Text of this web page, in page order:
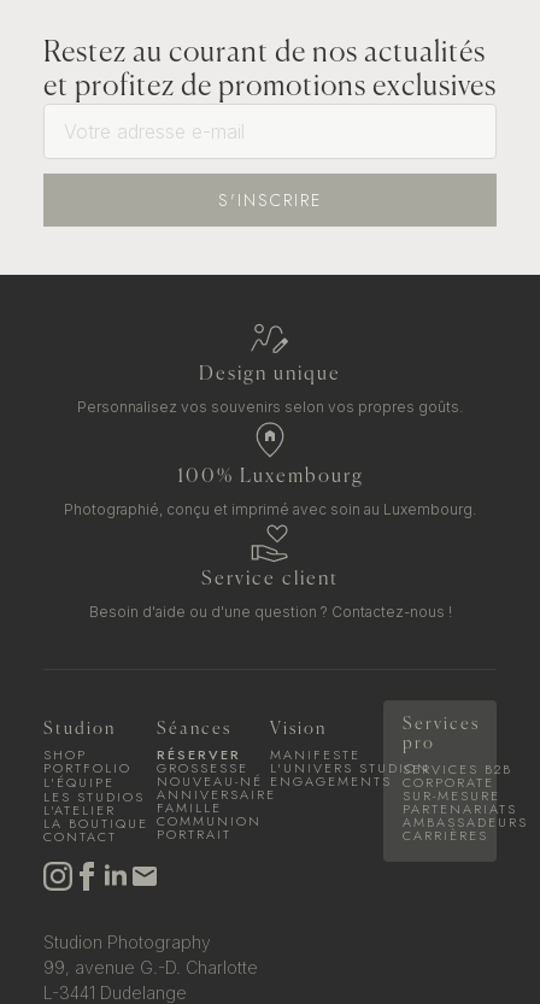
Restez au courant de nos actualités
et profitez de promotions exclusives
S'INSCRIRE
Design unique
Personnalisez vos souvenirs selon vos propres goûts.
100% Luxembourg
Photographié, conçu et imprimé avec soin au Luxembourg.
Service client
Besoin d'aide ou d'une question ? Contactez-nous !
Studion Photography
99, avenue G.-D. Charlotte
L-3441 Dudelange
Studion
SHOP
PORTFOLIO
L'ÉQUIPE
LES STUDIOS
L'ATELIER
LA BOUTIQUE
CONTACT
Séances
RÉSERVER
GROSSESSE
NOUVEAU-NÉ
ANNIVERSAIRE
FAMILLE
COMMUNION
PORTRAIT
Vision
MANIFESTE
L'UNIVERS STUDION
ENGAGEMENTS
Services
pro
SERVICES B2B
CORPORATE
SUR-MESURE
PARTENARIATS
AMBASSADEURS
CARRIÈRES